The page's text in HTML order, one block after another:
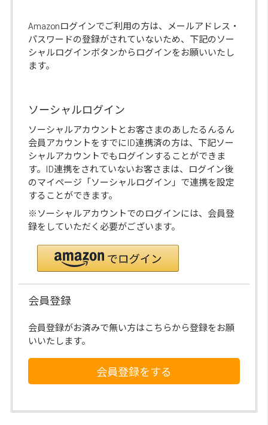
Amazonログインでご利用の方は、メールアドレス・
パスワードの登録がされていないため、下記のソー
シャルログインボタンからログインをお願いいたし
ます。
ソーシャルログイン
ソーシャルアカウントとお客さまのあしたるんるん
会員アカウントをすでにID連携済の方は、下記ソー
シャルアカウントでもログインすることができま
す。ID連携をされていないお客さまは、ログイン後
のマイページ「ソーシャルログイン」で連携を設定
することができます。
※ソーシャルアカウントでのログインには、会員登
録をしていただく必要がございます。
会員登録
会員登録がお済みで無い方はこちらから登録をお願
いいたします。
会員登録をする